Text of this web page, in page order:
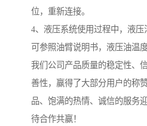
位，重新连接。
4、液压系统使用过程中，液压
可参照油臂说明书，液压油温
我们公司产品质量的稳定性、
善性，赢得了大部分用户的称
品、饱满的热情、诚信的服务
待合作共赢！